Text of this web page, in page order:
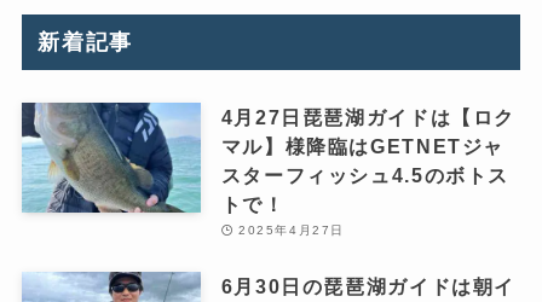
新着記事
4月27日琵琶湖ガイドは【ロク
マル】様降臨はGETNETジャ
スターフィッシュ4.5のボトス
トで！
2025年4月27日
6月30日の琵琶湖ガイドは朝イ